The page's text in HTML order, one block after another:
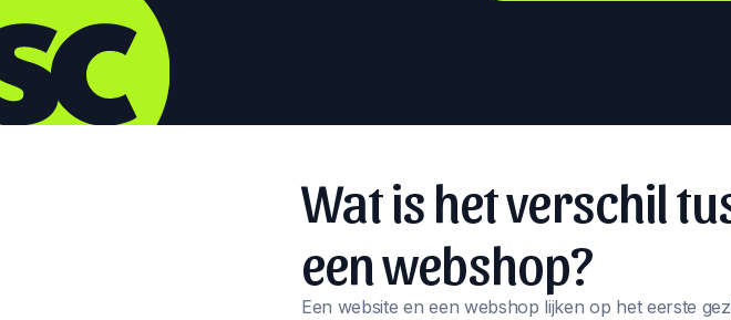
Wat is het verschil
een webshop?
Een website en een webshop lijken op het eerste